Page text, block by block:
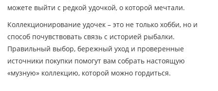
можете выйти с редкой удочкой, о которой мечтали.
Коллекционирование удочек – это не только хобби, но и
способ почувствовать связь с историей рыбалки.
Правильный выбор, бережный уход и проверенные
источники покупки помогут вам собрать настоящую
«музную» коллекцию, которой можно гордиться.